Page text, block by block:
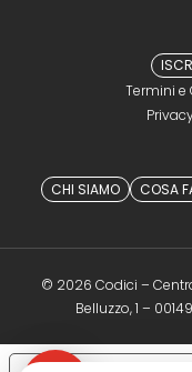
Termini e
CHI SIAMO COSA
© 2026 Codici –
Belluzzo, 1 –